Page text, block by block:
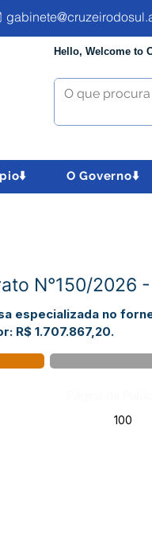
Hello, Welcome to
O Governo⬇️
N°150/2026
especializada no
R$ 1.707.867,20.
100